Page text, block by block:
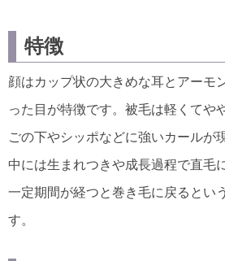
特徴
顔はカップ状の大きめな耳とアーモ
った目が特徴です。被毛は軽くてや
ごの下やシッポなどに強いカールが
中には生まれつきや成長過程で直毛
一定期間が経つと巻き毛に戻るとい
す。